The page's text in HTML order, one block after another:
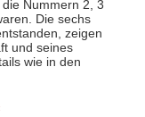
Nummern 2, 3
Die sechs
zeigen
und seines
wie in den